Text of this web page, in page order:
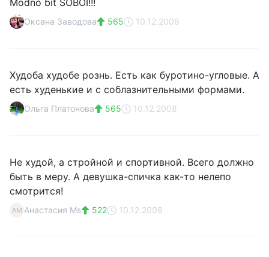
Modno bit SOBOI!!!
Оксана Заводова 565 10.12.2008
Худоба худобе рознь. Есть как буротино-угловые. А
есть худенькие и с соблазнительными формами.
Ольга Платонова 565 10.12.2008
Не худой, а стройной и спортивной. Всего должно
быть в меру. А девушка-спичка как-то нелепо
смотрится!
АM Анастасия Ms 522 10.12.2008